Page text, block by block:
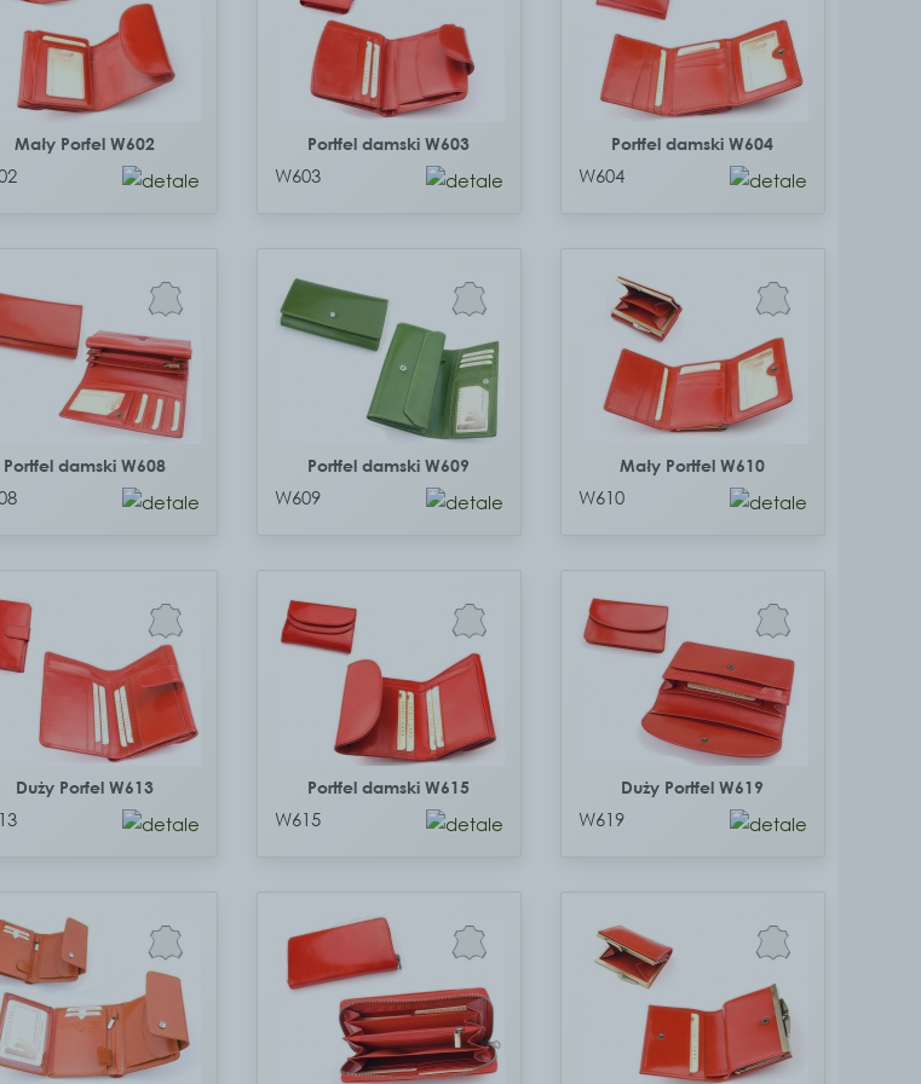
Mały Porfel W602 Portfel damski W603
W603
Portfel damski W604
W604
Portfel damski W608 Portfel damski W609
W609
Mały Portfel W610
W610
Duży Porfel W613 Portfel damski W615
W615
Duży Portfel W619
W619